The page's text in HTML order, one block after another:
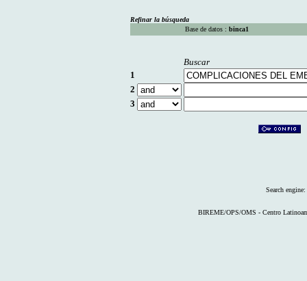
Refinar la búsqueda
Base de datos : binca1
Buscar
1
2
3
Search engine:
BIREME/OPS/OMS - Centro